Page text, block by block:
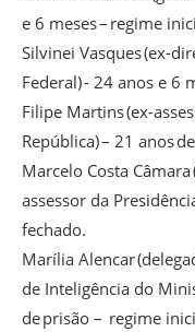
e 6 meses – regime
Silvinei Vasques (ex-
Federal) - 24 anos e 6
Filipe Martins (ex-
República) – 21 anos
Marcelo Costa
assessor da
fechado.
Marília Alencar
de Inteligência do
de prisão – regime